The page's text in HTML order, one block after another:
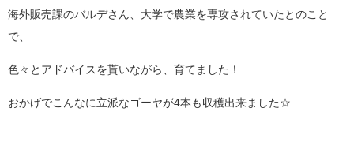
海外販売課のバルデさん、大学で農業を専攻されていたとのこと
で、
色々とアドバイスを貰いながら、育てました！
おかげでこんなに立派なゴーヤが4本も収穫出来ました☆